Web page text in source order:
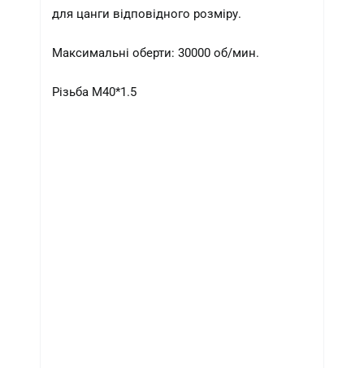
для цанги відповідного розміру.
Максимальні оберти: 30000 об/мин.
Різьба М40*1.5